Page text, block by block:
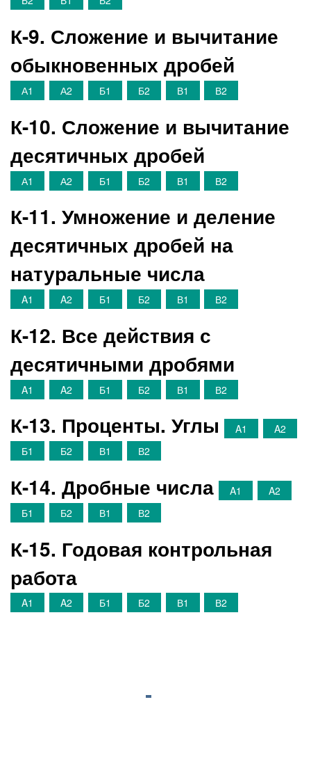
К-9. Сложение и вычитание
обыкновенных дробей
А1 А2 Б1 Б2 В1 В2
К-10. Сложение и вычитание
десятичных дробей
А1 А2 Б1 Б2 В1 В2
К-11. Умножение и деление
десятичных дробей на
натуральные числа
A1 A2 Б1 Б2 В1 В2
К-12. Все действия с
десятичными дробями
A1 A2 Б1 Б2 В1 В2
К-13. Проценты. Углы A1
A2
Б1
Б2 В1 В2
К-14. Дробные числа A1
A2
Б1
Б2 В1 В2
К-15. Годовая контрольная
работа
A1 A2 Б1 Б2 В1 В2